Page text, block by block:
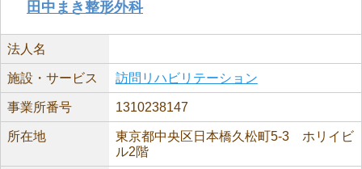
田中まき整形外科
法人名
施設・サービス 訪問リハビリテーション
事業所番号 1310238147
所在地
東京都中央区日本橋久松町5-3 ホリイビ
ル2階